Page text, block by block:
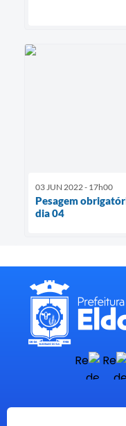
03 JUN 2022 - 17h00
Pesagem
dia 04